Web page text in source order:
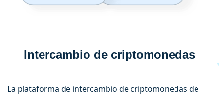
Intercambio de criptomonedas
La plataforma de intercambio de criptomonedas de